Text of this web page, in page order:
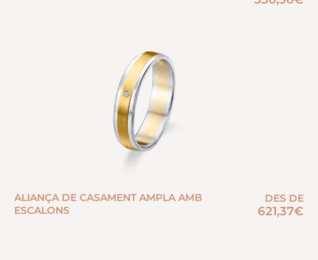
ALIANÇA DE CASAMENT AMPLA AMB
ESCALONS
DES DE
621,37€